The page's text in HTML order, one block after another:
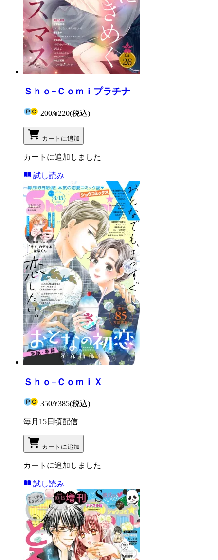
Ｓｈｏ−Ｃｏｍｉプラチナ
200/¥220(税込)
カートに追加
カートに追加しました
試し読み
Ｓｈｏ−ＣｏｍｉＸ
350/¥385(税込)
毎月15日頃配信
カートに追加
カートに追加しました
試し読み